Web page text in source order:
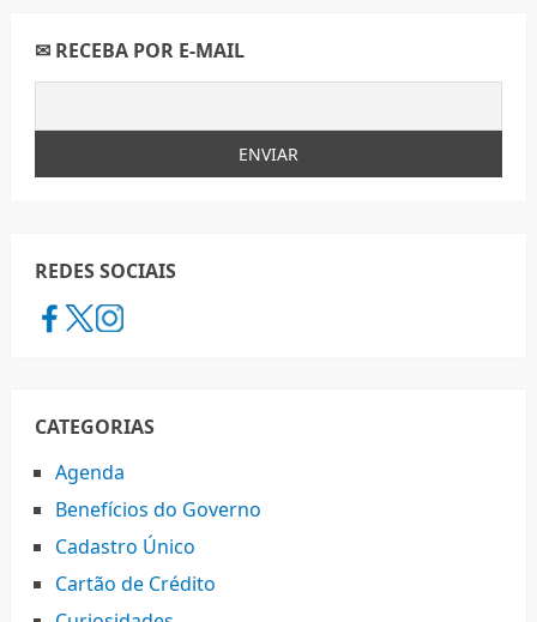
✉ RECEBA POR E-MAIL
REDES SOCIAIS
CATEGORIAS
Agenda
Benefícios do Governo
Cadastro Único
Cartão de Crédito